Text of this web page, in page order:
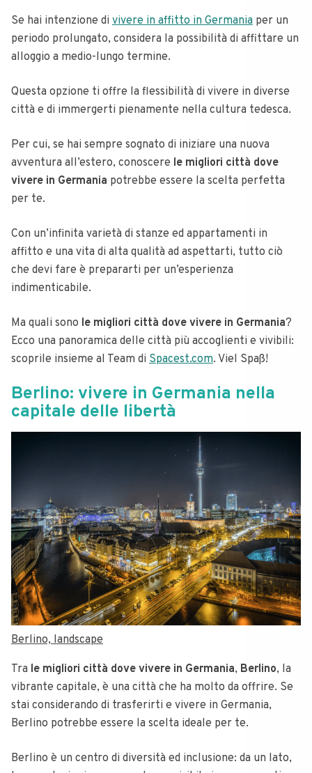
Se hai intenzione di vivere in affitto in Germania per un
periodo prolungato, considera la possibilità di affittare un
alloggio a medio-lungo termine.
Questa opzione ti offre la flessibilità di vivere in diverse
città e di immergerti pienamente nella cultura tedesca.
Per cui, se hai sempre sognato di iniziare una nuova
avventura all’estero, conoscere le migliori città dove
vivere in Germania potrebbe essere la scelta perfetta
per te.
Con un’infinita varietà di stanze ed appartamenti in
affitto e una vita di alta qualità ad aspettarti, tutto ciò
che devi fare è prepararti per un’esperienza
indimenticabile.
Ma quali sono le migliori città dove vivere in Germania?
Ecco una panoramica delle città più accoglienti e vivibili:
scoprile insieme al Team di Spacest.com. Viel Spaß!
Berlino: vivere in Germania nella
capitale delle libertà
Berlino, landscape
Tra le migliori città dove vivere in Germania, Berlino, la
vibrante capitale, è una città che ha molto da offrire. Se
stai considerando di trasferirti e vivere in Germania,
Berlino potrebbe essere la scelta ideale per te.
Berlino è un centro di diversità ed inclusione: da un lato,